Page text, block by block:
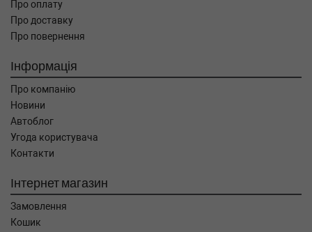
Про оплату
Про доставку
Про повернення
Інформація
Про компанію
Новини
Автоблог
Угода користувача
Контакти
Інтернет магазин
Замовлення
Кошик